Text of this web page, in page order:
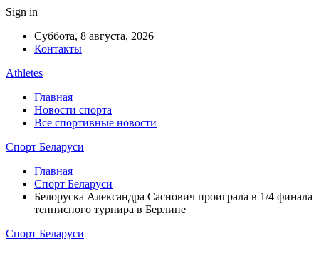
Sign in
Суббота, 8 августа, 2026
Контакты
Athletes
Главная
Новости спорта
Все спортивные новости
Спорт Беларуси
Главная
Спорт Беларуси
Белоруска Александра Саснович проиграла в 1/4 финала
теннисного турнира в Берлине
Спорт Беларуси